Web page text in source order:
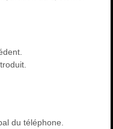
du téléphone.